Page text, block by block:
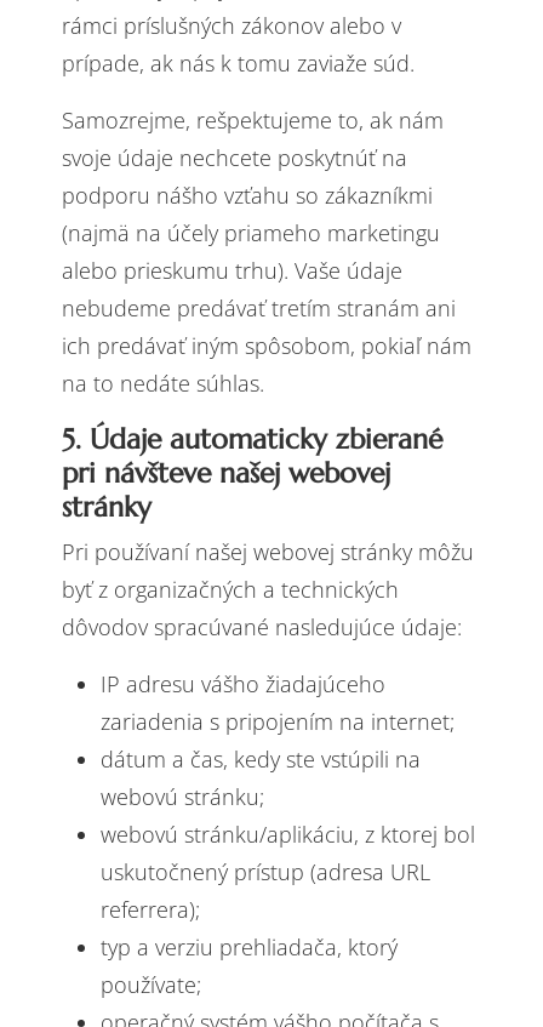
rámci príslušných zákonov alebo v
prípade, ak nás k tomu zaviaže súd.
Samozrejme, rešpektujeme to, ak nám
svoje údaje nechcete poskytnúť na
podporu nášho vzťahu so zákazníkmi
(najmä na účely priameho marketingu
alebo prieskumu trhu). Vaše údaje
nebudeme predávať tretím stranám ani
ich predávať iným spôsobom, pokiaľ nám
na to nedáte súhlas.
5. Údaje automaticky zbierané
pri návšteve našej webovej
stránky
Pri používaní našej webovej stránky môžu
byť z organizačných a technických
dôvodov spracúvané nasledujúce údaje:
IP adresu vášho žiadajúceho
zariadenia s pripojením na internet;
dátum a čas, kedy ste vstúpili na
webovú stránku;
webovú stránku/aplikáciu, z ktorej bol
uskutočnený prístup (adresa URL
referrera);
typ a verziu prehliadača, ktorý
používate;